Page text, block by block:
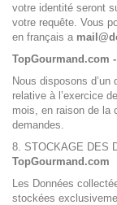
votre identité seront
votre requête. Vous
en français a
TopGourmand.com
Nous disposons d’un
relative à l’exercice
mois, en raison de la
demandes.
8. STOCKAGE DES
TopGourmand.com
Les Données
stockées